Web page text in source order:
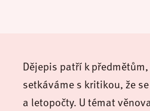
Dějepis patří k
setkáváme s kritikou, že
a letopočty. U témat